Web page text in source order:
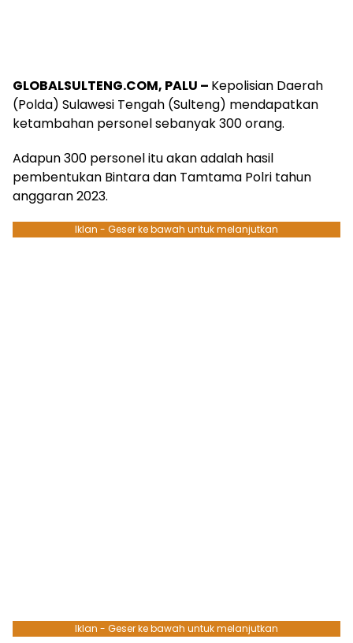
GLOBALSULTENG.COM, PALU – Kepolisian Daerah
(Polda) Sulawesi Tengah (Sulteng) mendapatkan
ketambahan personel sebanyak 300 orang.
Adapun 300 personel itu akan adalah hasil
pembentukan Bintara dan Tamtama Polri tahun
anggaran 2023.
Iklan - Geser ke bawah untuk melanjutkan
Iklan - Geser ke bawah untuk melanjutkan